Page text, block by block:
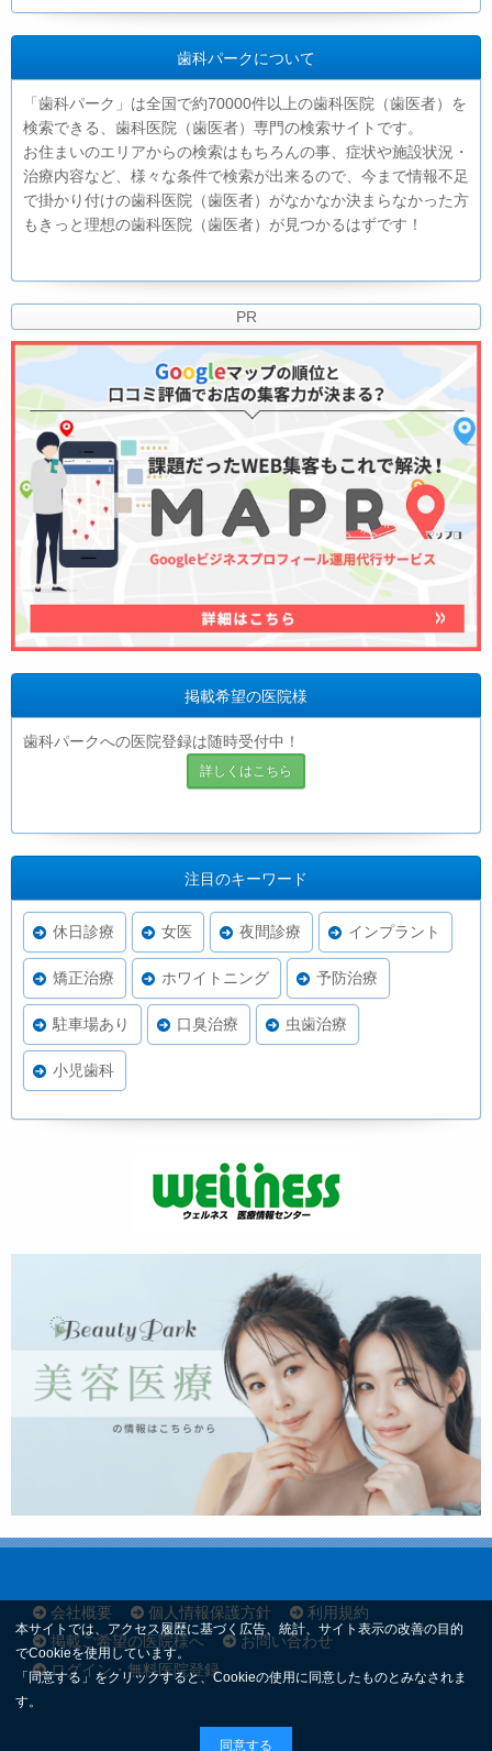
歯科パークについて
「歯科パーク」は全国で約70000件以上の歯科医院（歯医者）を
検索できる、歯科医院（歯医者）専門の検索サイトです。
お住まいのエリアからの検索はもちろんの事、症状や施設状況・
治療内容など、様々な条件で検索が出来るので、今まで情報不足
で掛かり付けの歯科医院（歯医者）がなかなか決まらなかった方
もきっと理想の歯科医院（歯医者）が見つかるはずです！
PR
掲載希望の医院様
歯科パークへの医院登録は随時受付中！
詳しくはこちら
注目のキーワード
休日診療 女医 夜間診療 インプラント
矯正治療 ホワイトニング 予防治療
駐車場あり 口臭治療 虫歯治療
小児歯科
会社概要 個人情報保護方針
利用規約
掲載ご希望の医院様へ
お問い合わせ
ログイン・無料医院登録
本サイトでは、アクセス履歴に基づく広告、統計、サイト表示の改善の目的
でCookieを使用しています。
「同意する」をクリックすると、Cookieの使用に同意したものとみなされま
す。
同意する